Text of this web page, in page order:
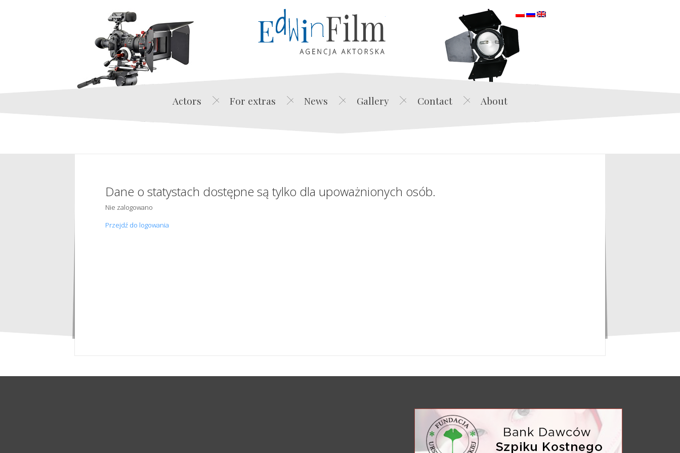
Edwin Film Agencja Aktorska
Actors For extras News Gallery Contact About
Dane o statystach dostępne są tylko dla upoważnionych osób.
Nie zalogowano
Przejdź do logowania